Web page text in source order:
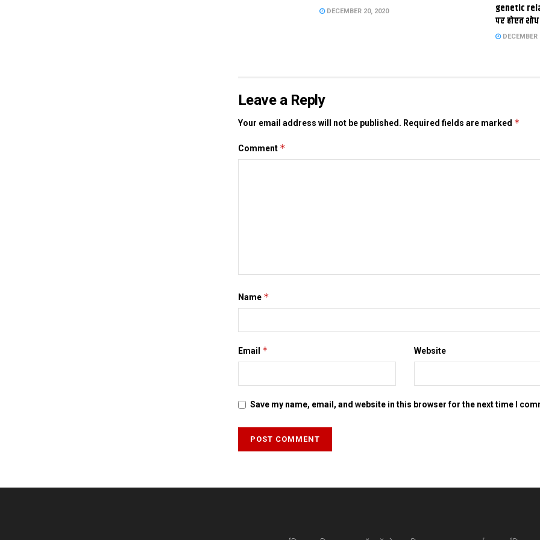
DECEMBER 20, 2020
genetic
पर होएत शोध
DECEMBER
Leave a Reply
Your email address will not be published. Required fields are marked *
Comment *
Name *
Email * Website
Save my name, email, and website in this browser for the next time I